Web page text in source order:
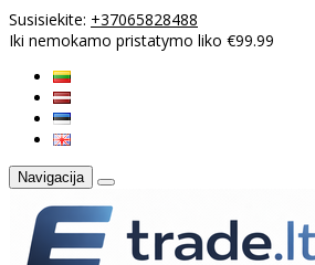
Susisiekite: +37065828488
Iki nemokamo pristatymo liko €99.99
Navigacija